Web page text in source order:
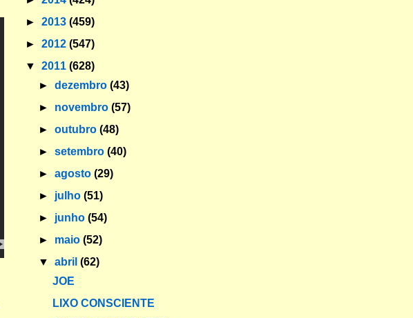
► 2013 (459)
► 2012 (547)
▼ 2011 (628)
►dezembro(43)
► novembro(57)
►outubro(48)
►setembro(40)
►agosto(29)
► julho(51)
► junho(54)
► maio(52)
▼abril(62)
JOE
LIXO CONSCIENTE